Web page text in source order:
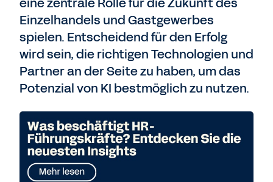
Einzelhandels und Gastgewerbes
spielen. Entscheidend für den Erfolg
wird sein, die richtigen Technologien und
Partner an der Seite zu haben, um das
Potenzial von KI bestmöglich zu nutzen.